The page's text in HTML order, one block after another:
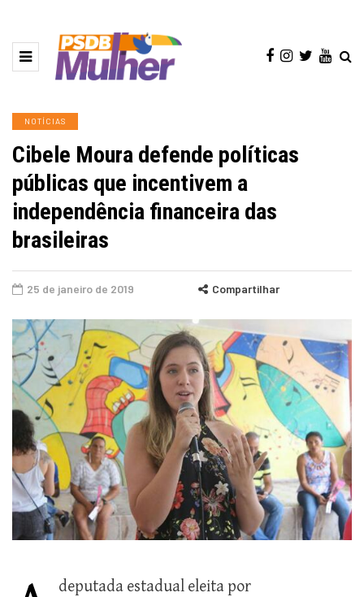
NOTÍCIAS
Cibele Moura defende políticas
públicas que incentivem a
independência financeira das
brasileiras
25 de janeiro de 2019 Compartilhar
deputada estadual eleita por